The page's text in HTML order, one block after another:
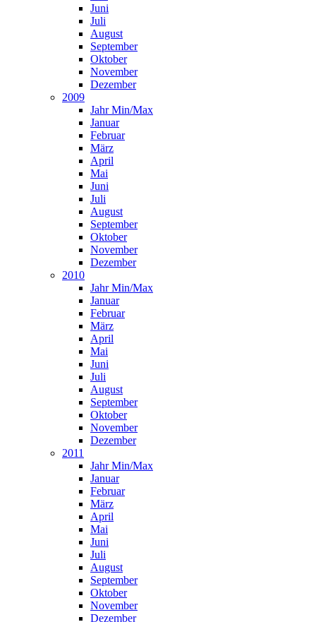
Juni
Juli
August
September
Oktober
November
Dezember
2009
Jahr Min/Max
Januar
Februar
März
April
Mai
Juni
Juli
August
September
Oktober
November
Dezember
2010
Jahr Min/Max
Januar
Februar
März
April
Mai
Juni
Juli
August
September
Oktober
November
Dezember
2011
Jahr Min/Max
Januar
Februar
März
April
Mai
Juni
Juli
August
September
Oktober
November
Dezember